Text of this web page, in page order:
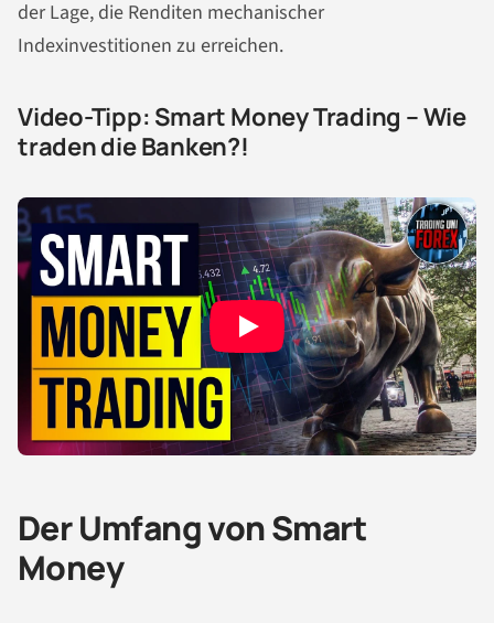
der Lage, die Renditen mechanischer
Indexinvestitionen zu erreichen.
Video-Tipp: Smart Money Trading – Wie
traden die Banken?!
Der Umfang von Smart
Money